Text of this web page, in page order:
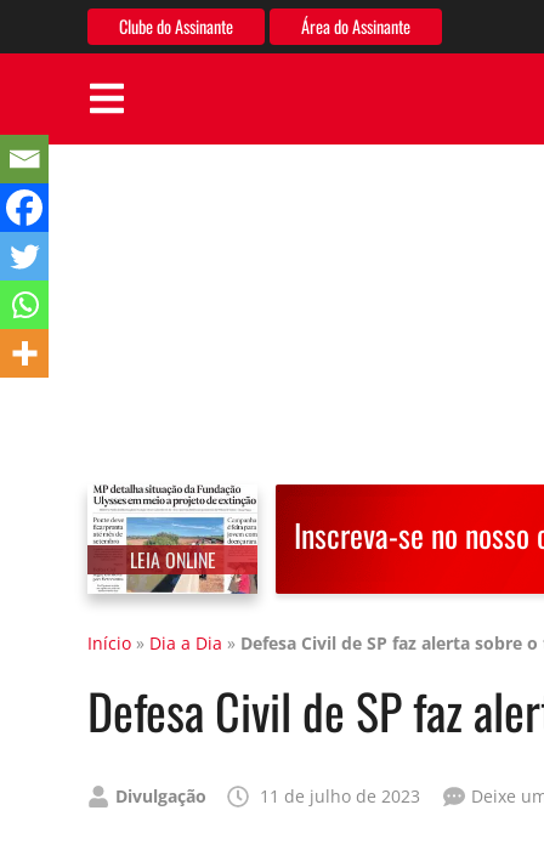
Clube do Assinante Área do Assinante
LEIA ONLINE
Inscreva-se no nosso
Início » Dia a Dia » Defesa Civil de SP faz alerta sobre
Defesa Civil de SP faz
Publicado
Divulgação 11 de julho de 2023 Deixe